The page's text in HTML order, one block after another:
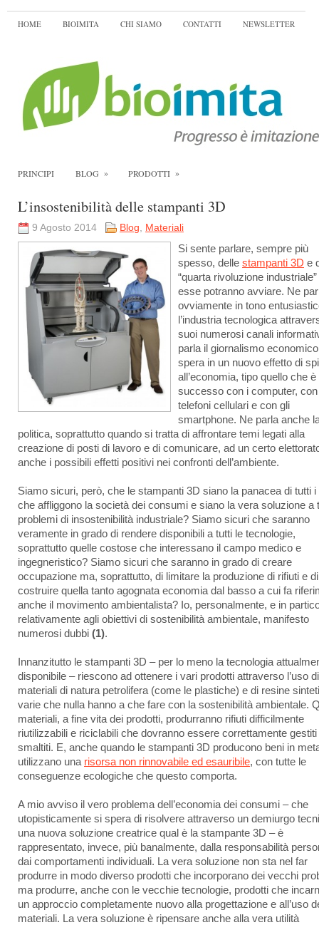
HOME BIOIMITA CHI SIAMO CONTATTI NEWSLETTER
PRINCIPI BLOG » PRODOTTI »
L’insostenibilità delle stampanti 3D
9 Agosto 2014 Blog, Materiali
Si sente parlare, sempre più
spesso, delle stampanti 3D e
“quarta rivoluzione
esse potranno avviare. Ne
ovviamente in tono
l’industria tecnologica
suoi numerosi canali
parla il giornalismo
spera in un nuovo effetto di
all’economia, tipo quello che è
successo con i computer, con
telefoni cellulari e con gli
smartphone. Ne parla anche
politica, soprattutto quando si tratta di affrontare temi legati alla
creazione di posti di lavoro e di comunicare, ad un certo
anche i possibili effetti positivi nei confronti dell’ambiente.
Siamo sicuri, però, che le stampanti 3D siano la panacea di tutti i
che affliggono la società dei consumi e siano la vera soluzione a
problemi di insostenibilità industriale? Siamo sicuri che saranno
veramente in grado di rendere disponibili a tutti le tecnologie,
soprattutto quelle costose che interessano il campo medico e
ingegneristico? Siamo sicuri che saranno in grado di creare
occupazione ma, soprattutto, di limitare la produzione di rifiuti e di
costruire quella tanto agognata economia dal basso a cui fa
anche il movimento ambientalista? Io, personalmente, e in
relativamente agli obiettivi di sostenibilità ambientale, manifesto
numerosi dubbi (1).
Innanzitutto le stampanti 3D – per lo meno la tecnologia
disponibile – riescono ad ottenere i vari prodotti attraverso l’uso di
materiali di natura petrolifera (come le plastiche) e di resine
varie che nulla hanno a che fare con la sostenibilità ambientale.
materiali, a fine vita dei prodotti, produrranno rifiuti difficilmente
riutilizzabili e riciclabili che dovranno essere correttamente gestiti
smaltiti. E, anche quando le stampanti 3D producono beni in
utilizzano una risorsa non rinnovabile ed esauribile, con tutte le
conseguenze ecologiche che questo comporta.
A mio avviso il vero problema dell’economia dei consumi – che
utopisticamente si spera di risolvere attraverso un demiurgo
una nuova soluzione creatrice qual è la stampante 3D – è
rappresentato, invece, più banalmente, dalla responsabilità
dai comportamenti individuali. La vera soluzione non sta nel far
produrre in modo diverso prodotti che incorporano dei vecchi
ma produrre, anche con le vecchie tecnologie, prodotti che
un approccio completamente nuovo alla progettazione e all’uso
materiali. La vera soluzione è ripensare anche alla vera utilità